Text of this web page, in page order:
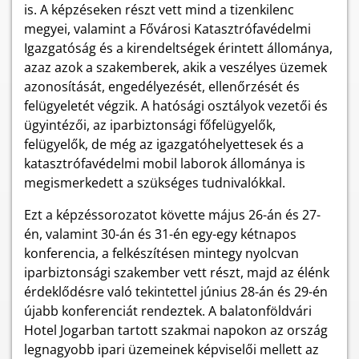
is. A képzéseken részt vett mind a tizenkilenc
megyei, valamint a Fővárosi Katasztrófavédelmi
Igazgatóság és a kirendeltségek érintett állománya,
azaz azok a szakemberek, akik a veszélyes üzemek
azonosítását, engedélyezését, ellenőrzését és
felügyeletét végzik. A hatósági osztályok vezetői és
ügyintézői, az iparbiztonsági főfelügyelők,
felügyelők, de még az igazgatóhelyettesek és a
katasztrófavédelmi mobil laborok állománya is
megismerkedett a szükséges tudnivalókkal.
Ezt a képzéssorozatot követte május 26-án és 27-
én, valamint 30-án és 31-én egy-egy kétnapos
konferencia, a felkészítésen mintegy nyolcvan
iparbiztonsági szakember vett részt, majd az élénk
érdeklődésre való tekintettel június 28-án és 29-én
újabb konferenciát rendeztek. A balatonföldvári
Hotel Jogarban tartott szakmai napokon az ország
legnagyobb ipari üzemeinek képviselői mellett az